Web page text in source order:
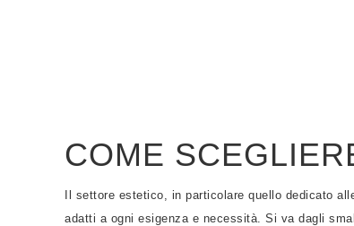
COME
Il settore estetico, in particolare quello dedicato
adatti a ogni esigenza e necessità. Si va dagli